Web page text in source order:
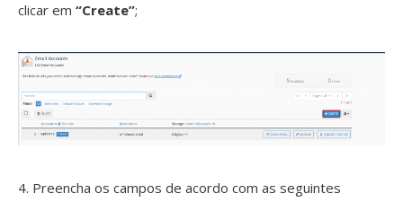
clicar em “Create”;
4. Preencha os campos de acordo com as seguintes